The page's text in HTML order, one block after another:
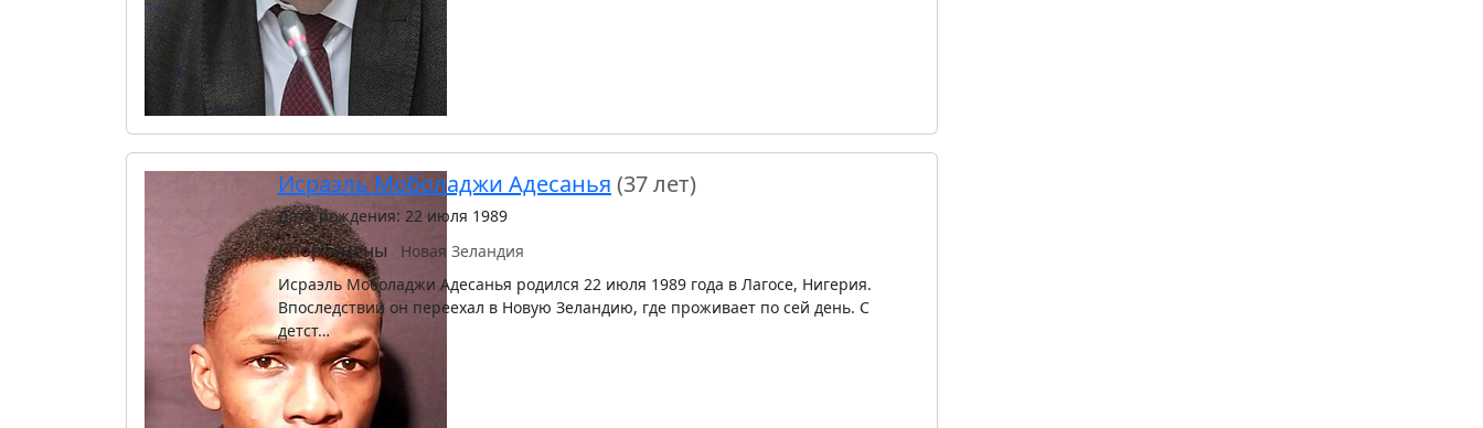
Исраэль Моболаджи Адесанья (37 лет)
Дата рождения: 22 июля 1989
Спортсмены
Новая Зеландия
Исраэль Моболаджи Адесанья родился 22 июля 1989 года в Лагосе, Нигерия.
Впоследствии он переехал в Новую Зеландию, где проживает по сей день. С
детст…